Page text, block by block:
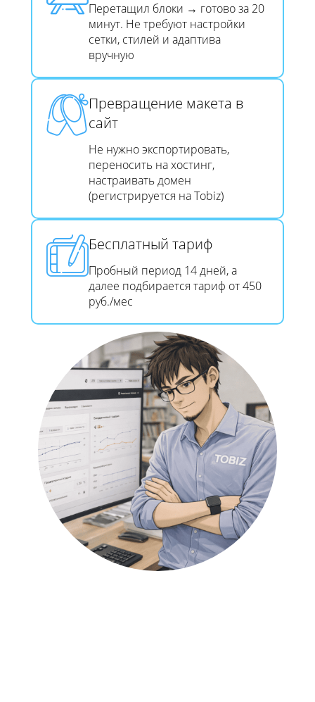
Перетащил блоки → готово за 20
минут. Не требуют настройки
сетки, стилей и адаптива
вручную
Превращение макета в
сайт​​​​​​​
Не нужно экспортировать,
переносить на хостинг,
настраивать домен
(регистрируется на Tobiz)
Бесплатный тариф
Пробный период 14 дней, а
далее подбирается тариф от 450
руб./мес